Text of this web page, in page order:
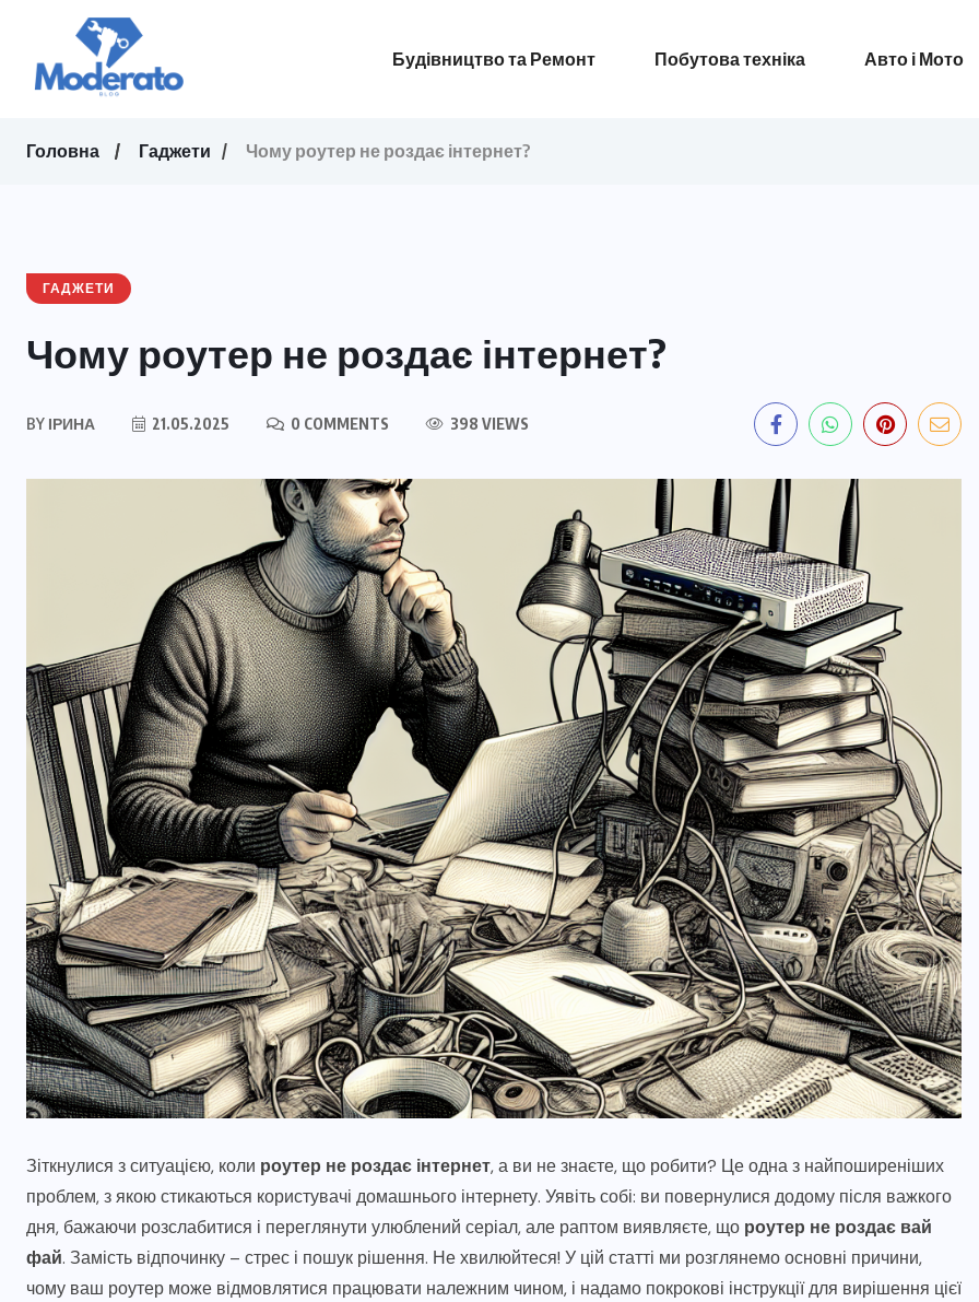
Будівництво та Ремонт Побутова техніка Авто і Мото
Головна Гаджети Чому роутер не роздає інтернет?
ГАДЖЕТИ
Чому роутер не роздає інтернет?
BY ІРИНА 21.05.2025 0 COMMENTS 398 VIEWS
Зіткнулися з ситуацією, коли роутер не роздає інтернет, а ви не знаєте, що робити? Це одна з найпоширеніших
проблем, з якою стикаються користувачі домашнього інтернету. Уявіть собі: ви повернулися додому після важкого
дня, бажаючи розслабитися і переглянути улюблений серіал, але раптом виявляєте, що роутер не роздає вай
фай. Замість відпочинку – стрес і пошук рішення. Не хвилюйтеся! У цій статті ми розглянемо основні причини,
чому ваш роутер може відмовлятися працювати належним чином, і надамо покрокові інструкції для вирішення цієї